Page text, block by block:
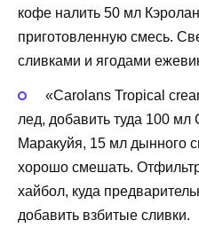
кофе налить 50 мл
приготовленную смесь.
сливками и ягодами
«Carolans Tropical
лед, добавить туда 100
Маракуйя, 15 мл дынного
хорошо смешать.
хайбол, куда
добавить взбитые сливки.